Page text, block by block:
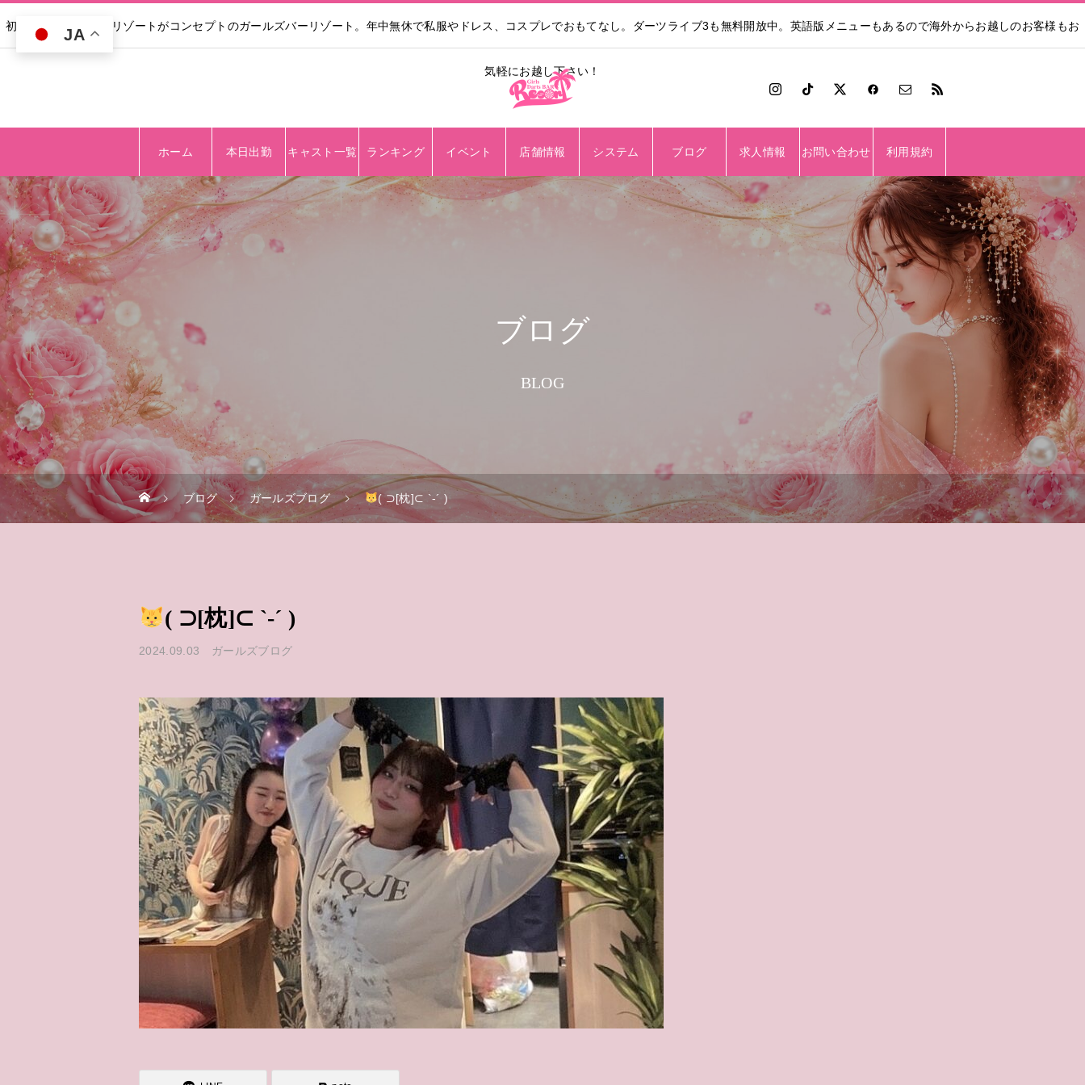
初回30分無料｜高級リゾートがコンセプトのガールズバーリゾート。年中無休で私服やドレス、コスプレでおもてなし。ダーツライブ3も無料開放中。英語版メニューもあるので海外からお越しのお客様もお
気軽にお越し下さい！
ホーム 本日出勤 キャスト一覧 ランキング イベント 店舗情報 システム ブログ 求人情報 お問い合わせ 利用規約
ブログ
BLOG
ブログ ガールズブログ ( ⊃[枕]⊂ `-´ )
( ⊃[枕]⊂ `-´ )
2024.09.03 ガールズブログ
JA